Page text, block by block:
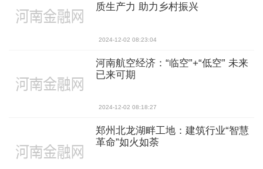
质生产力 助力乡村振兴
2024-12-02 08:23:04
河南航空经济：“临空”+“低空” 未来
已来可期
2024-12-02 08:18:27
郑州北龙湖畔工地：建筑行业“智慧
革命”如火如荼